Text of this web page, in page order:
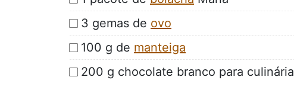
3 gemas de ovo
100 g de manteiga
200 g chocolate branco para culinária